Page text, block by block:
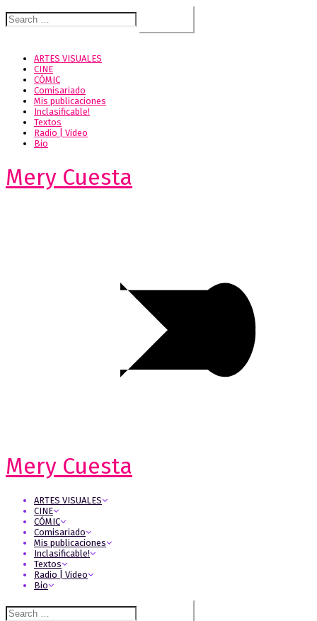
Search
for:
ARTES VISUALES
CINE
CÓMIC
Comisariado
Mis publicaciones
Inclasificable!
Textos
Radio | Video
Bio
Mery Cuesta
Mery Cuesta
ARTES VISUALES
CINE
CÓMIC
Comisariado
Mis publicaciones
Inclasificable!
Textos
Radio | Video
Bio
Search
for: